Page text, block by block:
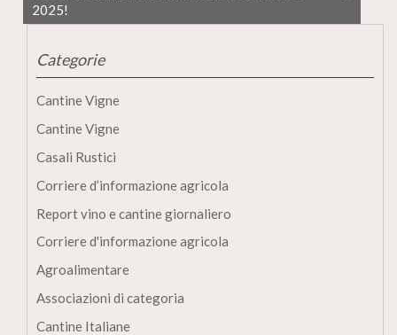
2025!
Categorie
Cantine Vigne
Cantine Vigne
Casali Rustici
Corriere d’informazione agricola
Report vino e cantine giornaliero
Corriere d'informazione agricola
Agroalimentare
Associazioni di categoria
Cantine Italiane